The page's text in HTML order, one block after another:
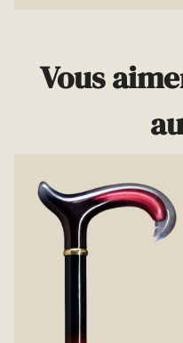
Vous